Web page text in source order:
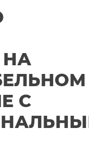
НА
С